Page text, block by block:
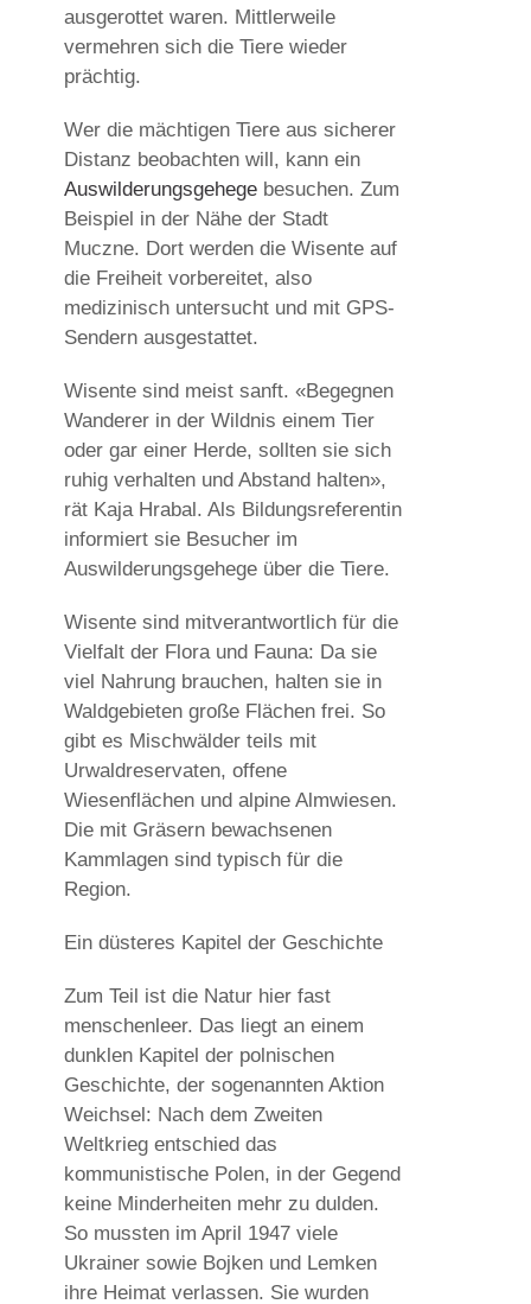
ausgerottet waren. Mittlerweile
vermehren sich die Tiere wieder
prächtig.
Wer die mächtigen Tiere aus sicherer
Distanz beobachten will, kann ein
Auswilderungsgehege besuchen. Zum
Beispiel in der Nähe der Stadt
Muczne. Dort werden die Wisente auf
die Freiheit vorbereitet, also
medizinisch untersucht und mit GPS-
Sendern ausgestattet.
Wisente sind meist sanft. «Begegnen
Wanderer in der Wildnis einem Tier
oder gar einer Herde, sollten sie sich
ruhig verhalten und Abstand halten»,
rät Kaja Hrabal. Als Bildungsreferentin
informiert sie Besucher im
Auswilderungsgehege über die Tiere.
Wisente sind mitverantwortlich für die
Vielfalt der Flora und Fauna: Da sie
viel Nahrung brauchen, halten sie in
Waldgebieten große Flächen frei. So
gibt es Mischwälder teils mit
Urwaldreservaten, offene
Wiesenflächen und alpine Almwiesen.
Die mit Gräsern bewachsenen
Kammlagen sind typisch für die
Region.
Ein düsteres Kapitel der Geschichte
Zum Teil ist die Natur hier fast
menschenleer. Das liegt an einem
dunklen Kapitel der polnischen
Geschichte, der sogenannten Aktion
Weichsel: Nach dem Zweiten
Weltkrieg entschied das
kommunistische Polen, in der Gegend
keine Minderheiten mehr zu dulden.
So mussten im April 1947 viele
Ukrainer sowie Bojken und Lemken
ihre Heimat verlassen. Sie wurden